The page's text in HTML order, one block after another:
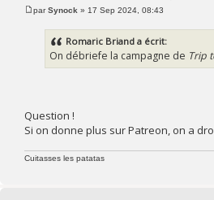
parSynock » 17 Sep 2024, 08:43
Romaric Briand a écrit:
On débriefe la campagne de Trip
Question !
Si on donne plus sur Patreon, on a
Cuitasses les patatas